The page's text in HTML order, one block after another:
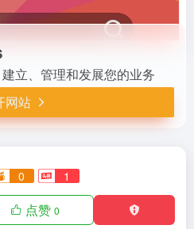
立、管理和发展您的业务
网站
0 1
点赞 0